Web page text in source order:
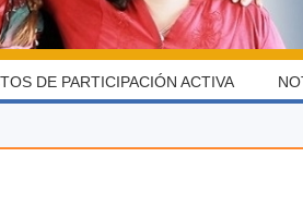
DE PARTICIPACIÓN ACTIVA